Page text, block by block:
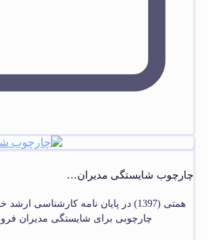
چارچوب شایستگی مدیران…
همتی (1397) در پایان‏ نامه کارشناسی
چارچوبی برای شایستگی مدیران